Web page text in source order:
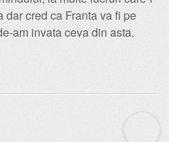
cred ca Franta va fi pe
am invata ceva din asta.